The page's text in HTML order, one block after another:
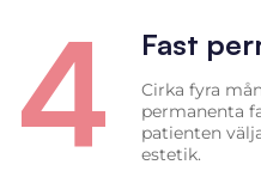
4 Fast
Cirka fyra
permanenta
patienten
estetik.